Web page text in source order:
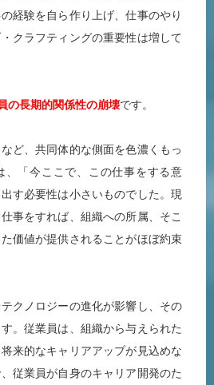
経験を自ら作り上げ、仕事のやり
クラフティングの重要性は増して
の長期的関係性の崩壊です。
ど、共同体的な側面を色濃くもっ
、「今ここで、この仕事をする意
す必要性は小さいものでした。現
事をすれば、組織への所属、そこ
価値が提供されることがほぼ約束
クノロジーの進化が影響し、その
。従業員は、組織から与えられた
来的なキャリアアップが見込めな
従業員が自身のキャリア開発のた